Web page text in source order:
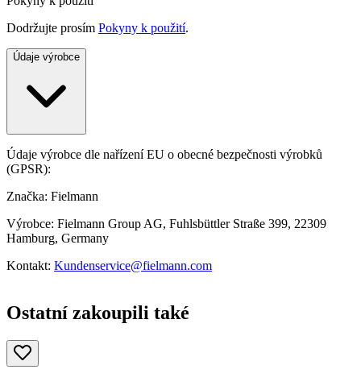
Dodržujte prosím Pokyny k použití.
Údaje výrobce
Údaje výrobce dle nařízení EU o obecné bezpečnosti výrobků
(GPSR):
Značka: Fielmann
Výrobce: Fielmann Group AG, Fuhlsbüttler Straße 399, 22309
Hamburg, Germany
Kontakt: Kundenservice@fielmann.com
Ostatní zakoupili také